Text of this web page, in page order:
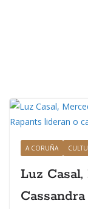
A CORUÑA
Luz